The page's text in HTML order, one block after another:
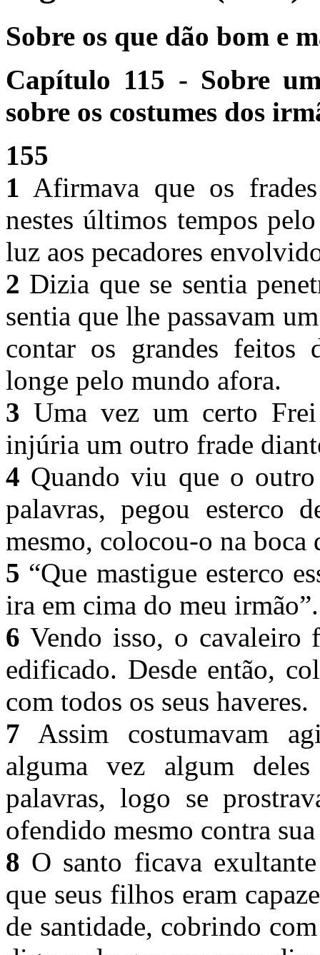
Sobre os que dão bom e
Capítulo 115 - Sobre
sobre os costumes dos
155
1 Afirmava que os
nestes últimos tempos
luz aos pecadores
2 Dizia que se sentia
sentia que lhe passavam
contar os grandes feitos
longe pelo mundo afora.
3 Uma vez um certo
injúria um outro frade
4 Quando viu que o
palavras, pegou esterco
mesmo, colocou-o na
5 “Que mastigue esterco
ira em cima do meu
6 Vendo isso, o
edificado. Desde então,
com todos os seus haveres.
7 Assim costumavam
alguma vez algum
palavras, logo se
ofendido mesmo contra
8 O santo ficava
que seus filhos eram
de santidade, cobrindo